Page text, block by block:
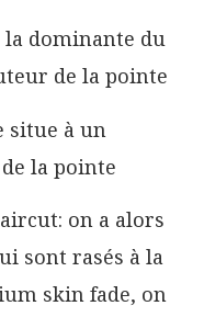
la dominante du
de la pointe
situe à un
la pointe
on a alors
sont rasés à la
skin fade, on